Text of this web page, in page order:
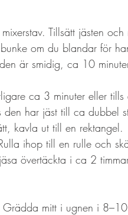
Tillsätt jästen
om du blandar för
är smidig, ca 10
ca 3 minuter eller
har jäst till ca dubbel
kavla ut till en rektangel.
ihop till en rulle och
övertäckta i ca 2
mitt i ugnen i